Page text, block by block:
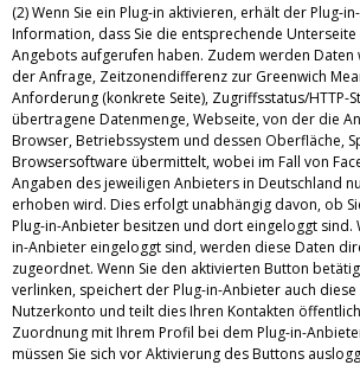
(2) Wenn Sie ein Plug-in aktivieren, erhält der Plug-
Information, dass Sie die entsprechende
Angebots aufgerufen haben. Zudem werden Daten
der Anfrage, Zeitzonendifferenz zur Greenwich
Anforderung (konkrete Seite), Zugriffsstatus/HTTP-
übertragene Datenmenge, Webseite, von der die
Browser, Betriebssystem und dessen Oberfläche,
Browsersoftware übermittelt, wobei im Fall von
Angaben des jeweiligen Anbieters in Deutschland
erhoben wird. Dies erfolgt unabhängig davon, ob
Plug-in-Anbieter besitzen und dort eingeloggt sind.
in-Anbieter eingeloggt sind, werden diese Daten
zugeordnet. Wenn Sie den aktivierten Button
verlinken, speichert der Plug-in-Anbieter auch
Nutzerkonto und teilt dies Ihren Kontakten
Zuordnung mit Ihrem Profil bei dem Plug-in-
müssen Sie sich vor Aktivierung des Buttons